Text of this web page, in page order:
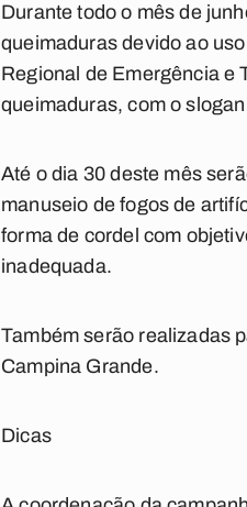
Durante todo o mês de
queimaduras devido ao
Regional de Emergência e
queimaduras, com o
Até o dia 30 deste mês
manuseio de fogos de
forma de cordel com
inadequada.
Também serão realizadas
Campina Grande.
Dicas